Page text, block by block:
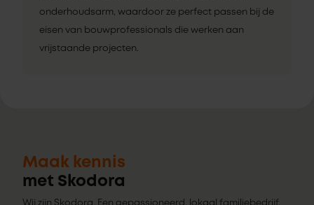
onderhoudsarm, waardoor ze perfect passen bij de
eisen van bouwprofessionals die werken aan
vrijstaande projecten.
Maak kennis
met Skodora